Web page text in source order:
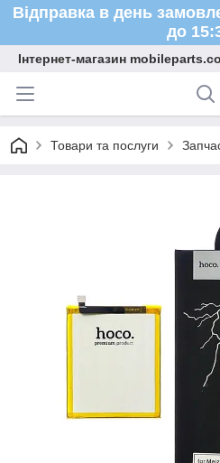
Відправка в день
до
Інтернет-магазин
Товари та послуги